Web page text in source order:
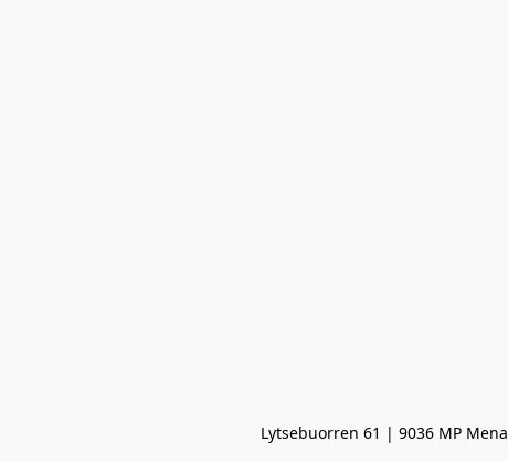
Lytsebuorren 61 | 9036 MP